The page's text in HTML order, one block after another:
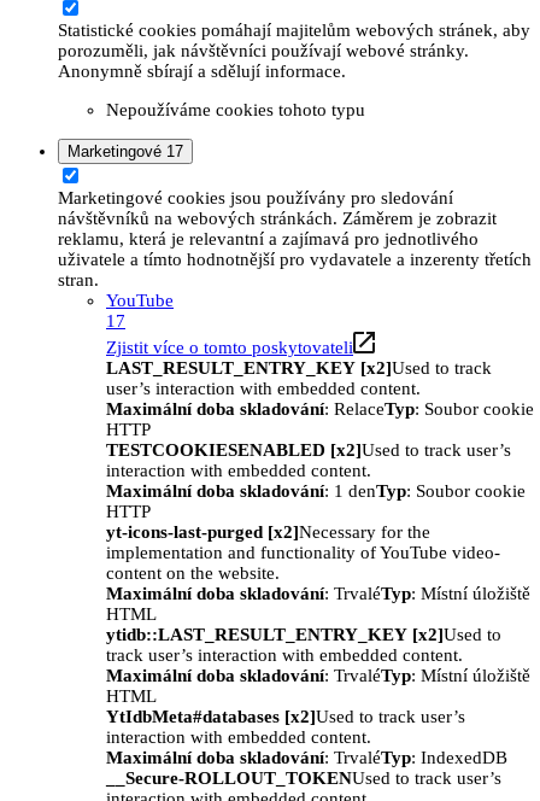
Statistické cookies pomáhají majitelům webových stránek, aby
porozuměli, jak návštěvníci používají webové stránky.
Anonymně sbírají a sdělují informace.
Nepoužíváme cookies tohoto typu
Marketingové 17
Marketingové cookies jsou používány pro sledování
návštěvníků na webových stránkách. Záměrem je zobrazit
reklamu, která je relevantní a zajímavá pro jednotlivého
uživatele a tímto hodnotnější pro vydavatele a inzerenty třetích
stran.
YouTube
17
Zjistit více o tomto poskytovateli
LAST_RESULT_ENTRY_KEY [x2]Used to track
user’s interaction with embedded content.
Maximální doba skladování: RelaceTyp: Soubor cookie
HTTP
TESTCOOKIESENABLED [x2]Used to track user’s
interaction with embedded content.
Maximální doba skladování: 1 denTyp: Soubor cookie
HTTP
yt-icons-last-purged [x2]Necessary for the
implementation and functionality of YouTube video-
content on the website.
Maximální doba skladování: TrvaléTyp: Místní úložiště
HTML
ytidb::LAST_RESULT_ENTRY_KEY [x2]Used to
track user’s interaction with embedded content.
Maximální doba skladování: TrvaléTyp: Místní úložiště
HTML
YtIdbMeta#databases [x2]Used to track user’s
interaction with embedded content.
Maximální doba skladování: TrvaléTyp: IndexedDB
__Secure-ROLLOUT_TOKENUsed to track user’s